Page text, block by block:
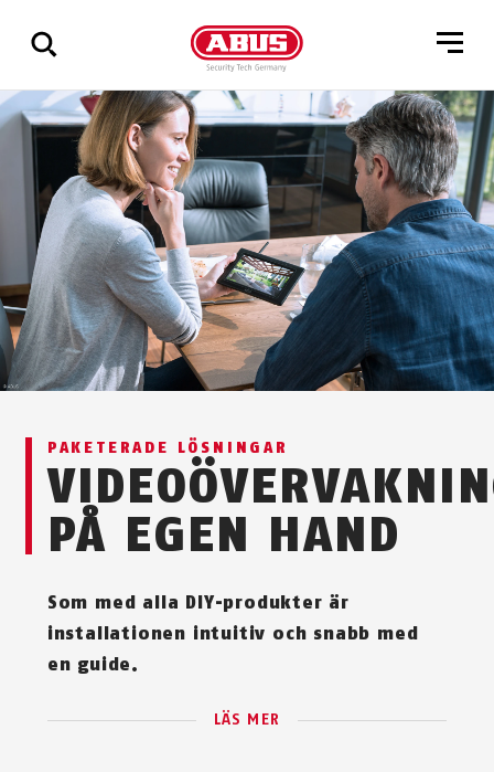
Visa
alla
resultat
PAKETERADE LÖSNINGAR
PÅ EGEN HAND
Som med alla DIY-produkter är
installationen intuitiv och snabb med
en guide.
LÄS MER